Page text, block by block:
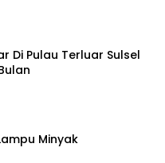
Di Pulau Terluar Sulsel
Minyak